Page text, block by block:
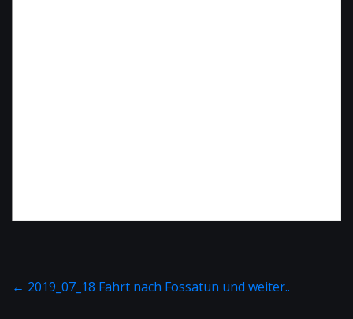
← 2019_07_18 Fahrt nach Fossatun und weiter..